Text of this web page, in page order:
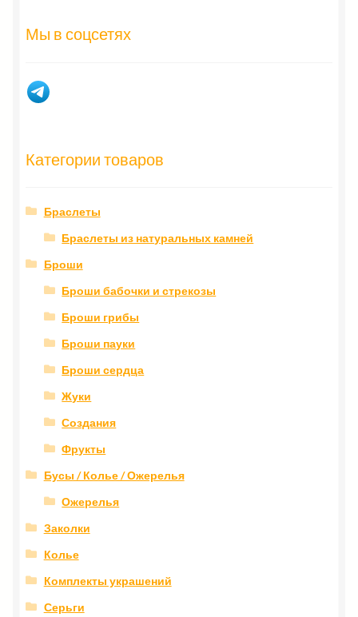
Мы в соцсетях
Категории товаров
Браслеты
Браслеты из натуральных камней
Броши
Броши бабочки и стрекозы
Броши грибы
Броши пауки
Броши сердца
Жуки
Создания
Фрукты
Бусы / Колье / Ожерелья
Ожерелья
Заколки
Колье
Комплекты украшений
Серьги